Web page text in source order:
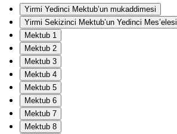
Yirmi Yedinci Mektub’un mukaddimesi
Yirmi Sekizinci Mektub’un Yedinci Mes’elesi
Mektub 1
Mektub 2
Mektub 3
Mektub 4
Mektub 5
Mektub 6
Mektub 7
Mektub 8